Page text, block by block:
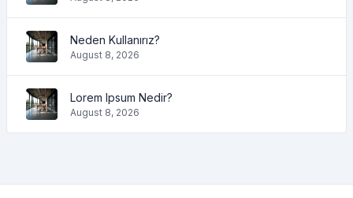
Neden Kullanırız?
August 8, 2026
Lorem Ipsum Nedir?
August 8, 2026